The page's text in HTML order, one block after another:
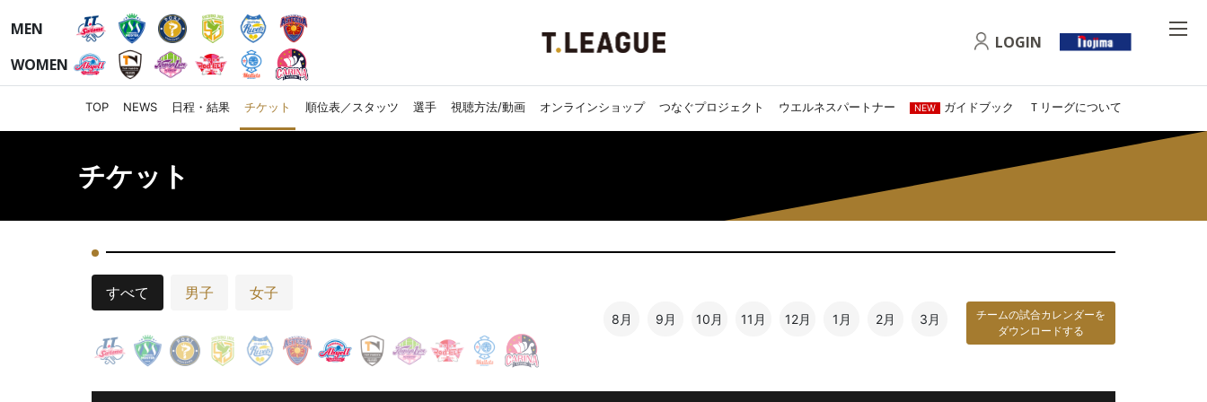
MEN
WOMEN
LOGIN
TOP NEWS 日程・結果 チケット 順位表／スタッツ 選手 視聴方法/動画 オンラインショップ つなぐプロジェクト ウエルネスパートナー NEW ガイドブック Ｔリーグについて
チケット
すべて 男子 女子
8月 9月 10月 11月 12月 1月 2月 3月
チームの試合カレンダーを
ダウンロードする